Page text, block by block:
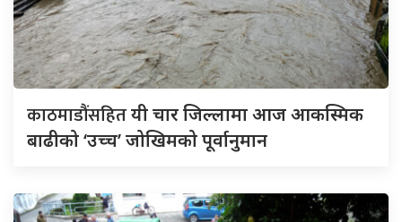
काठमाडौंसहितयी चार जिल्लामा आज आकस्मिक
बाढीको ‘उच्च’ जोखिमको पूर्वानुमान